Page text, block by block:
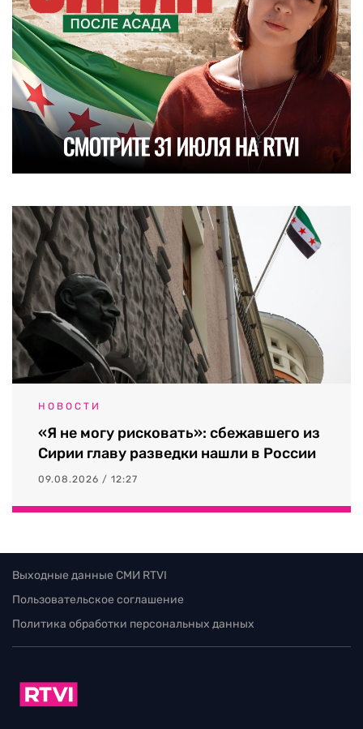
НОВОСТИ
«Я не могу рисковать»: сбежавшего из
Сирии главу разведки нашли в России
09.08.2026 / 12:27
Выходные данные СМИ RTVI
Пользовательское соглашение
Политика обработки персональных данных